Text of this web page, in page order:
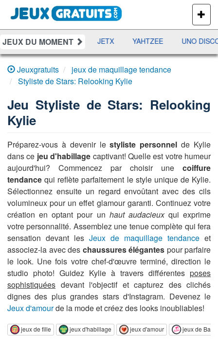
PLUS
DE
JEUX
JEUX DU MOMENT
DAMES RAMI JETX YAHTZEE UNO DISCO
Jeuxgratuits
jeux de maquillage tendance
Styliste de Stars: Relooking Kylie
Jeu Styliste de Stars: Relooking
Kylie
Préparez-vous à devenir lestyliste personnel de Kylie
dans ce jeu d'habillage captivant! Quelle est votre humeur
aujourd'hui? Commencez par choisir une coiffure
tendance qui reflète parfaitement le style unique de Kylie.
Sélectionnez ensuite un regard envoûtant avec des cils
volumineux pour un effet glamour garanti. Continuez votre
création en optant pour un haut audacieuxqui exprime
votre personnalité. Assemblez une tenue complète qui fera
sensation devant les Jeux de maquillage tendance et
associez-la avec des chaussures élégantes pour parfaire
le look. Une fois votre chef-d'œuvre terminé, direction le
studio photo! Guidez Kylie à travers différentes poses
sophistiquées devant l'objectif et capturez des clichés
dignes des plus grandes stars d'Instagram. Devenez le
Jeux d'amourde la mode et créez des looks inoubliables!
jeux de fille jeux d'habillage jeux d'amour jeux de